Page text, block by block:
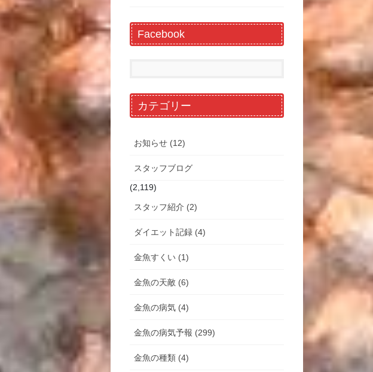
Facebook
カテゴリー
お知らせ (12)
スタッフブログ
(2,119)
スタッフ紹介 (2)
ダイエット記録 (4)
金魚すくい (1)
金魚の天敵 (6)
金魚の病気 (4)
金魚の病気予報 (299)
金魚の種類 (4)